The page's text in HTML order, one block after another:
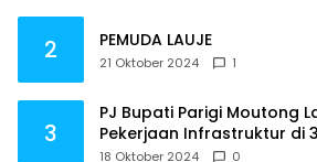
2 PEMUDA LAUJE
21 Oktober 2024 1
3
PJ Bupati Parigi Moutong
Pekerjaan Infrastruktur di
18 Oktober 2024 0